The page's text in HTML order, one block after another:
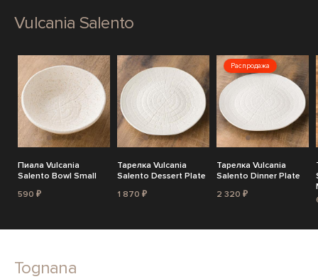
Vulcania Salento
Пиала Vulcania
Salento Bowl Small
590 ₽
Тарелка Vulcania
Salento Dessert Plate
1 870 ₽
Распродажа
Тарелка Vulcania
Salento Dinner Plate
2 320 ₽
Tognana